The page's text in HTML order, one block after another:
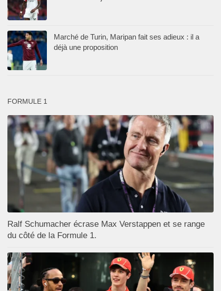
Marché de Turin, Maripan fait ses adieux : il a
déjà une proposition
FORMULE 1
Ralf Schumacher écrase Max Verstappen et se range
du côté de la Formule 1.